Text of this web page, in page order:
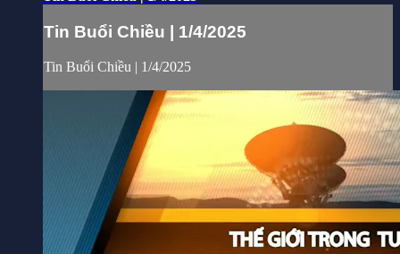
Tin Buổi Chiều | 1/4/2025
Tin Buổi Chiều | 1/4/2025